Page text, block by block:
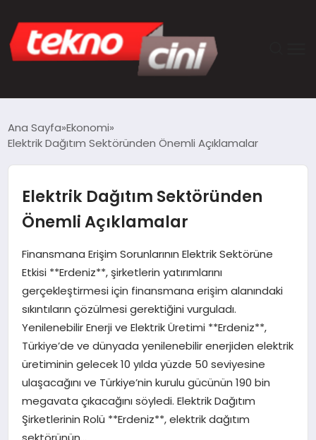
TEKNOLOJI
GÜNCEL
YAŞAM
SAĞLIK
DÜNYA
MAGAZIN
Ana Sayfa Ekonomi
Elektrik Dağıtım Sektöründen Önemli Açıklamalar
Elektrik Dağıtım Sektöründen
Önemli Açıklamalar
Finansmana Erişim Sorunlarının Elektrik Sektörüne
Etkisi **Erdeniz**, şirketlerin yatırımlarını
gerçekleştirmesi için finansmana erişim alanındaki
sıkıntıların çözülmesi gerektiğini vurguladı.
Yenilenebilir Enerji ve Elektrik Üretimi **Erdeniz**,
Türkiye’de ve dünyada yenilenebilir enerjiden elektrik
üretiminin gelecek 10 yılda yüzde 50 seviyesine
ulaşacağını ve Türkiye’nin kurulu gücünün 190 bin
megavata çıkacağını söyledi. Elektrik Dağıtım
Şirketlerinin Rolü **Erdeniz**, elektrik dağıtım